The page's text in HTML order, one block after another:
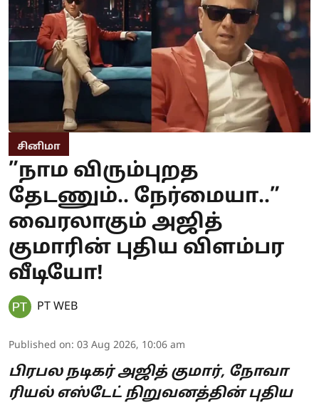
சினிமா
”நாம விரும்புறத
தேடணும்.. நேர்மையா..”
வைரலாகும் அஜித்
குமாரின் புதிய விளம்பர
வீடியோ!
PT WEB
Published on: 03 Aug 2026, 10:06 am
பிரபல நடிகர் அஜித் குமார், நோவா
ரியல் எஸ்டேட் நிறுவனத்தின் புதிய